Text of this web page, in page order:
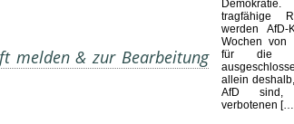
melden & zur Bearbeitung
tragfähige
werden AfD-
Wochen von
für die
allein
AfD sind,
verbotenen